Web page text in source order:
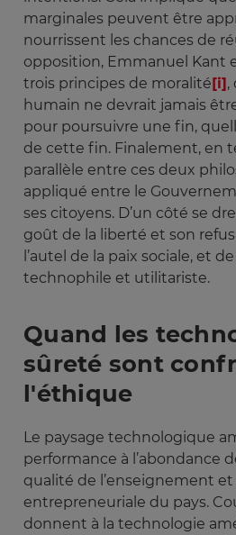
marginales peuvent être
nourrissent les chances de
opposition, Emmanuel Kant
trois principes de moralité[i],
humain ne devrait jamais
pour poursuivre une fin,
de cette fin. Finalement, en
parallèle entre ces deux
appliqué entre le
ses citoyens. D’un côté se
goût de la liberté et son
l’autel de la paix sociale, et
technophile et utilitariste.
Quand les
sûreté sont
l'éthique
Le paysage technologique
performance à l’abondance
qualité de l’enseignement et
entrepreneuriale du pays.
donnent à la technologie